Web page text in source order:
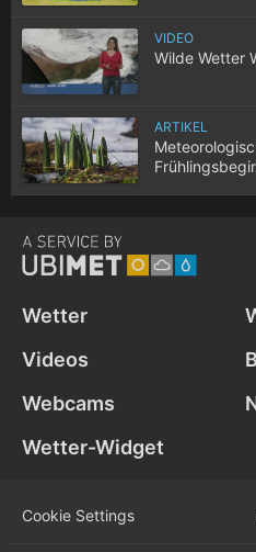
VIDEO
Wilde Wetter
ARTIKEL
Wetter
Videos
Webcams
Wetter-Widget
Cookie Settings